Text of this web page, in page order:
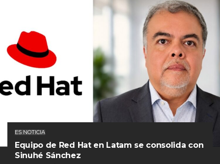
ES NOTICIA
Equipo de Red Hat en Latam se consolida con
Sinuhé Sánchez